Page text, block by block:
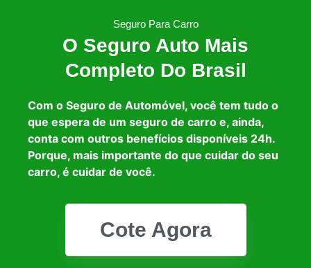
Seguro Para Carro
O Seguro Auto Mais
Completo Do Brasil
Com o Seguro de Automóvel, você tem tudo o
que espera de um seguro de carro e, ainda,
conta com outros benefícios disponíveis 24h.
Porque, mais importante do que cuidar do seu
carro, é cuidar de você.
Cote Agora